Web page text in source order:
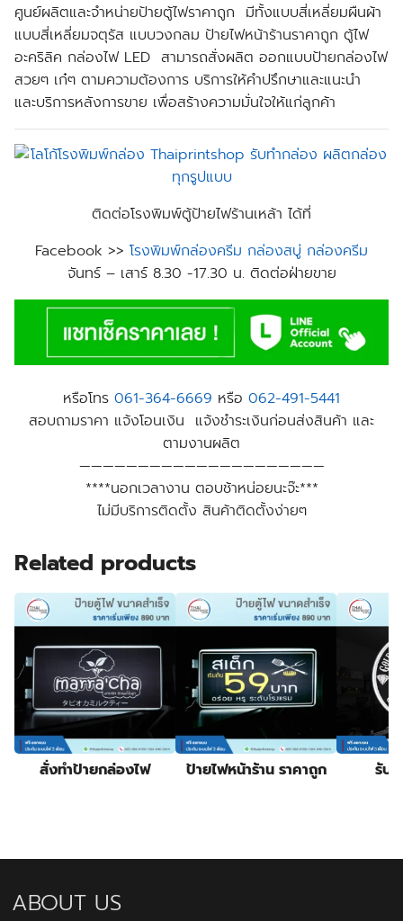
ศูนย์ผลิตและจำหน่ายป้ายตู้ไฟราคาถูก มีทั้งแบบสี่เหลี่ยมผืนผ้า
แบบสี่เหลี่ยมจตุรัส แบบวงกลม ป้ายไฟหน้าร้านราคาถูก ตู้ไฟ
อะคริลิค กล่องไฟ LED สามารถสั่งผลิต ออกแบบป้ายกล่องไฟ
สวยๆ เก๋ๆ ตามความต้องการ บริการให้คำปรึกษาและแนะนำ
และบริการหลังการขาย เพื่อสร้างความมั่นใจให้แก่ลูกค้า
ติดต่อโรงพิมพ์ตู้ป้ายไฟร้านเหล้า ได้ที่
Facebook >> โรงพิมพ์กล่องครีม กล่องสบู่ กล่องครีม
จันทร์ – เสาร์ 8.30 -17.30 น. ติดต่อฝ่ายขาย
หรือโทร 061-364-6669 หรือ 062-491-5441
สอบถามราคา แจ้งโอนเงิน แจ้งชำระเงินก่อนส่งสินค้า และ
ตามงานผลิต
—————————————————————
****นอกเวลางาน ตอบช้าหน่อยนะจ๊ะ***
ไม่มีบริการติดตั้ง สินค้าติดตั้งง่ายๆ
Related products
สั่งทำป้ายกล่องไฟ ป้ายไฟหน้าร้าน ราคาถูก รับ
ABOUT US